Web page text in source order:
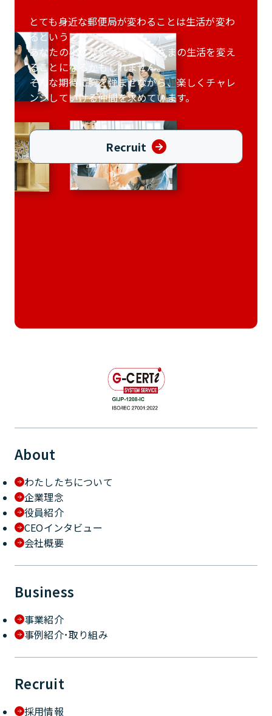
とても身近な郵便局が変わることは生活が変わ
るということ。
あなたの小さな気づきがお客さまの生活を変え
ることになるかもしれません。
そんな期待に胸を弾ませながら、楽しくチャレ
ンジしていける仲間を求めています。
Recruit
About
わたしたちについて
企業理念
役員紹介
CEOインタビュー
会社概要
Business
事業紹介
事例紹介･取り組み
Recruit
採用情報